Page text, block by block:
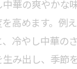
華の爽やかな
高めます。例
冷やし中華の
み出し、季節